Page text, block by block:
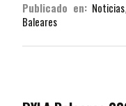
Publicado en: Noticias,
Baleares